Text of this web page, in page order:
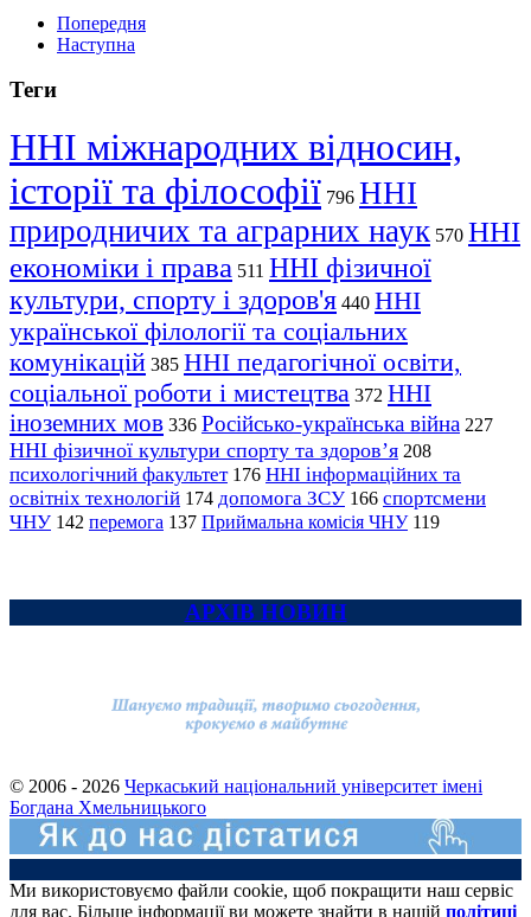
Попередня
Наступна
Теги
ННІ міжнародних відносин,
історії та філософії 796 ННІ
природничих та аграрних наук 570 ННІ
економіки і права 511 ННІ фізичної
культури, спорту і здоров'я 440 ННІ
української філології та соціальних
комунікацій 385 ННІ педагогічної освіти,
соціальної роботи і мистецтва 372 ННІ
іноземних мов 336 Російсько-українська війна 227
ННІ фізичної культури спорту та здоров’я 208
психологічний факультет 176 ННІ інформаційних та
освітніх технологій 174 допомога ЗСУ 166 спортсмени
ЧНУ 142 перемога 137 Приймальна комісія ЧНУ 119
АРХІВ НОВИН
© 2006 - 2026 Черкаський національний університет імені
Богдана Хмельницького
Ми використовуємо файли cookie, щоб покращити наш сервіс
для вас. Більше інформації ви можете знайти в нашій політиці